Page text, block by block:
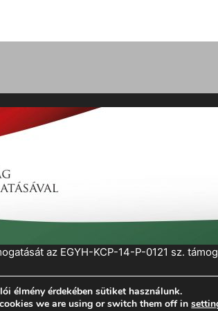
az EGYH-KCP-14-P-0121 sz.
élmény érdekében sütiket használunk.
we are using or switch them off in